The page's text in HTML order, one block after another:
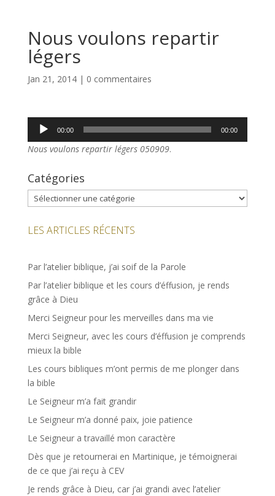
Nous voulons repartir
légers
Jan 21, 2014| 0 commentaires
Lecteur
00:00 00:00
Nous voulons repartir légers 050909.
Catégories
Catégories
LES ARTICLES RÉCENTS
Par l’atelier biblique, j’ai soif de la Parole
Par l’atelier biblique et les cours d’éffusion, je rends
grâce à Dieu
Merci Seigneur pour les merveilles dans ma vie
Merci Seigneur, avec les cours d’éffusion je comprends
mieux la bible
Les cours bibliques m’ont permis de me plonger dans
la bible
Le Seigneur m’a fait grandir
Le Seigneur m’a donné paix, joie patience
Le Seigneur a travaillé mon caractère
Dès que je retournerai en Martinique, je témoignerai
de ce que j’ai reçu à CEV
Je rends grâce à Dieu, car j’ai grandi avec l’atelier